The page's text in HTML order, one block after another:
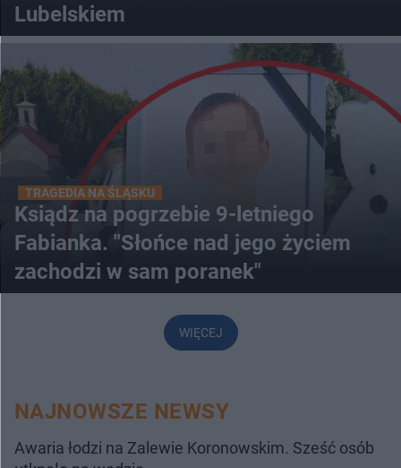
Lubelskiem
TRAGEDIA NA ŚLĄSKU
Ksiądz na pogrzebie 9-letniego
Fabianka. "Słońce nad jego życiem
zachodzi w sam poranek"
WIĘCEJ
NAJNOWSZE NEWSY
Awaria łodzi na Zalewie Koronowskim. Sześć osób